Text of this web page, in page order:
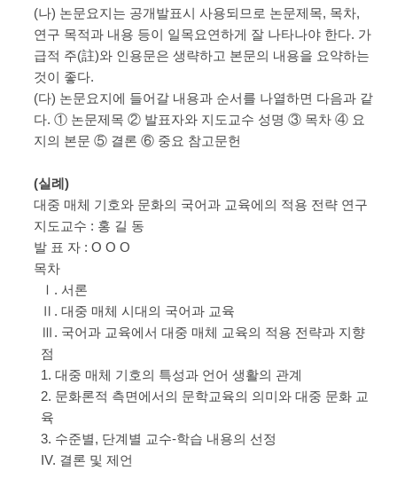
(나) 논문요지는 공개발표시 사용되므로 논문제목, 목차,
연구 목적과 내용 등이 일목요연하게 잘 나타나야 한다. 가
급적 주(註)와 인용문은 생략하고 본문의 내용을 요약하는
것이 좋다.
(다) 논문요지에 들어갈 내용과 순서를 나열하면 다음과 같
다. ① 논문제목 ② 발표자와 지도교수 성명 ③ 목차 ④ 요
지의 본문 ⑤ 결론 ⑥ 중요 참고문헌
(실례)
대중 매체 기호와 문화의 국어과 교육에의 적용 전략 연구
지도교수 : 홍 길 동
발 표 자 : O O O
목차
Ⅰ. 서론
Ⅱ. 대중 매체 시대의 국어과 교육
Ⅲ. 국어과 교육에서 대중 매체 교육의 적용 전략과 지향
점
1. 대중 매체 기호의 특성과 언어 생활의 관계
2. 문화론적 측면에서의 문학교육의 의미와 대중 문화 교
육
3. 수준별, 단계별 교수-학습 내용의 선정
IV. 결론 및 제언